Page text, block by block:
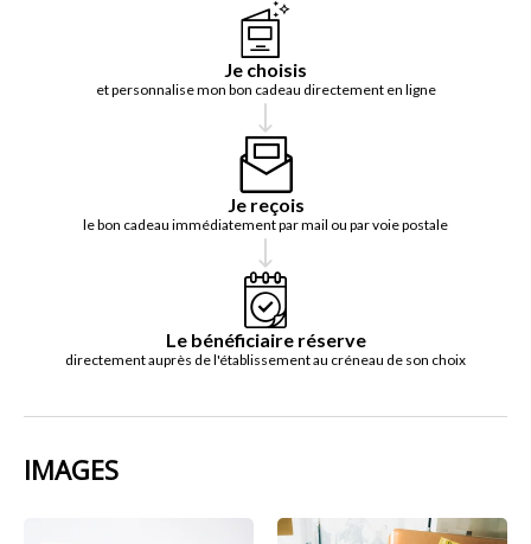
Je choisis
et personnalise mon bon cadeau directement en ligne
Je reçois
le bon cadeau immédiatement par mail ou par voie postale
Le bénéficiaire réserve
directement auprès de l'établissement au créneau de son choix
IMAGES